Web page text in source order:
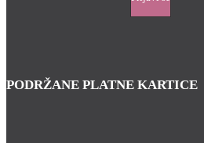
PODRŽANE PLATNE KARTICE